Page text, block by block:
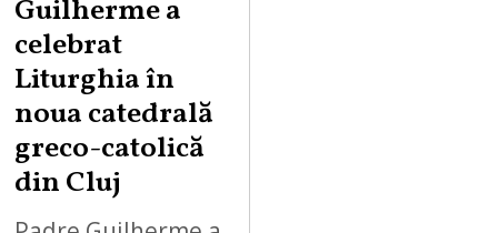
Guilherme a
celebrat
Liturghia în
noua catedrală
greco-catolică
din Cluj